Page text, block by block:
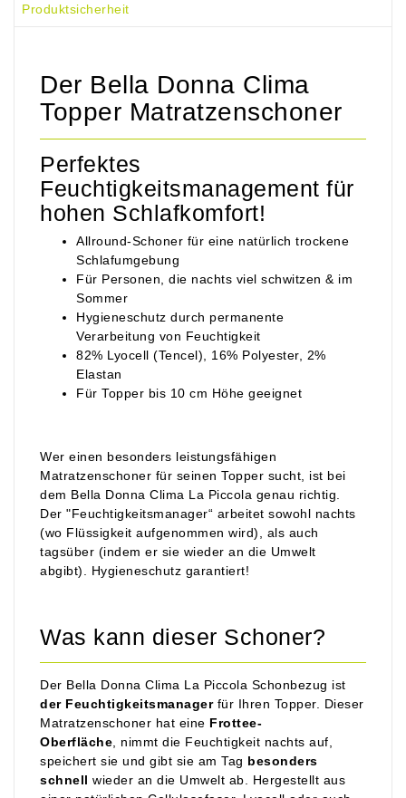
Produktsicherheit
Der Bella Donna Clima
Topper Matratzenschoner
Perfektes
Feuchtigkeitsmanagement für
hohen Schlafkomfort!
Allround-Schoner für eine natürlich trockene
Schlafumgebung
Für Personen, die nachts viel schwitzen & im
Sommer
Hygieneschutz durch permanente
Verarbeitung von Feuchtigkeit
82% Lyocell (Tencel), 16% Polyester, 2%
Elastan
Für Topper bis 10 cm Höhe geeignet
Wer einen besonders leistungsfähigen
Matratzenschoner für seinen Topper sucht, ist bei
dem Bella Donna Clima La Piccola genau richtig.
Der "Feuchtigkeitsmanager“ arbeitet sowohl nachts
(wo Flüssigkeit aufgenommen wird), als auch
tagsüber (indem er sie wieder an die Umwelt
abgibt). Hygieneschutz garantiert!
Was kann dieser Schoner?
Der Bella Donna Clima La Piccola Schonbezug ist
der Feuchtigkeitsmanager für Ihren Topper. Dieser
Matratzenschoner hat eine Frottee-
Oberfläche , nimmt die Feuchtigkeit nachts auf,
speichert sie und gibt sie am Tag besonders
schnell wieder an die Umwelt ab. Hergestellt aus